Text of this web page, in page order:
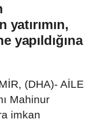
yapıldığına
(DHA)- AİLE
Mahinur
imkan